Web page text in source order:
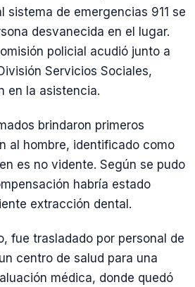
sistema de emergencias 911 se
desvanecida en el lugar.
policial acudió junto a
Servicios Sociales,
en la asistencia.
brindaron primeros
al hombre, identificado como
es no vidente. Según se pudo
habría estado
extracción dental.
fue trasladado por personal de
centro de salud para una
médica, donde quedó